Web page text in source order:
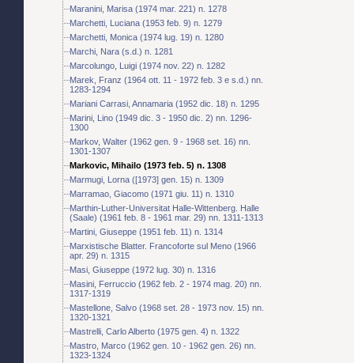
Maranini, Marisa (1974 mar. 221) n. 1278
Marchetti, Luciana (1953 feb. 9) n. 1279
Marchetti, Monica (1974 lug. 19) n. 1280
Marchi, Nara (s.d.) n. 1281
Marcolungo, Luigi (1974 nov. 22) n. 1282
Marek, Franz (1964 ott. 11 - 1972 feb. 3 e s.d.) nn.
1283-1294
Mariani Carrasi, Annamaria (1952 dic. 18) n. 1295
Marini, Lino (1949 dic. 3 - 1950 dic. 2) nn. 1296-
1300
Markov, Walter (1962 gen. 9 - 1968 set. 16) nn.
1301-1307
Markovic, Mihailo (1973 feb. 5) n. 1308
Marmugi, Lorna ([1973] gen. 15) n. 1309
Marramao, Giacomo (1971 giu. 11) n. 1310
Marthin-Luther-Universitat Halle-Wittenberg. Halle
(Saale) (1961 feb. 8 - 1961 mar. 29) nn. 1311-1313
Martini, Giuseppe (1951 feb. 11) n. 1314
Marxistische Blatter. Francoforte sul Meno (1966
apr. 29) n. 1315
Masi, Giuseppe (1972 lug. 30) n. 1316
Masini, Ferruccio (1962 feb. 2 - 1974 mag. 20) nn.
1317-1319
Mastellone, Salvo (1968 set. 28 - 1973 nov. 15) nn.
1320-1321
Mastrelli, Carlo Alberto (1975 gen. 4) n. 1322
Mastro, Marco (1962 gen. 10 - 1962 gen. 26) nn.
1323-1324